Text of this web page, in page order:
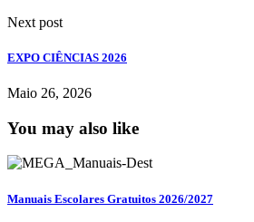
Next post
EXPO CIÊNCIAS 2026
Maio 26, 2026
You may also like
Manuais Escolares Gratuitos 2026/2027